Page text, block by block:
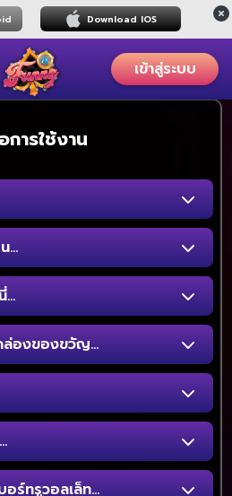
Download IOS
เข้าสู่ระบบ
การใช้งาน
...
องของขวัญ...
ร์ทรูวอลเล็ท...